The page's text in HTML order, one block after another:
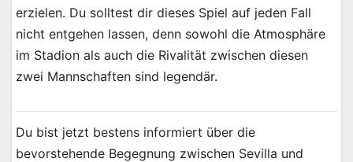
erzielen. Du solltest dir dieses Spiel auf jeden Fall
nicht entgehen lassen, denn sowohl die Atmosphäre
im Stadion als auch die Rivalität zwischen diesen
zwei Mannschaften sind legendär.
Du bist jetzt bestens informiert über die
bevorstehende Begegnung zwischen Sevilla und